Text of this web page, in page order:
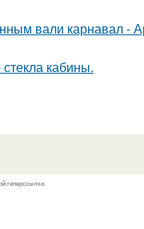
вали карнавал -
кабины.
гиперссылки.